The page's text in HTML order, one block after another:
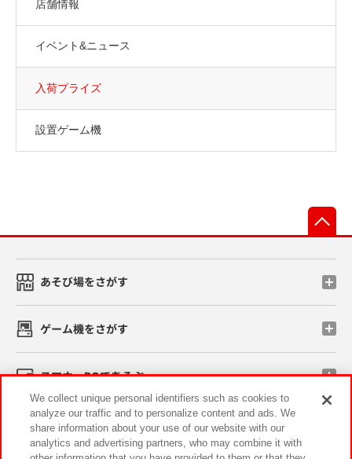
店舗情報
イベント&ニュース
入荷プライズ
設置ゲーム機
あそび場をさがす
ゲーム機をさがす
スマホ・PCであそぶ
イベント・キャンペーン
We collect unique personal identifiers such as cookies to
analyze our traffic and to personalize content and ads. We
share information about your use of our website with our
analytics and advertising partners, who may combine it with